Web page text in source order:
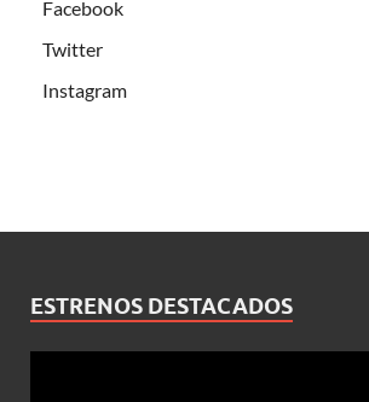
Facebook
Twitter
Instagram
ESTRENOS DESTACADOS